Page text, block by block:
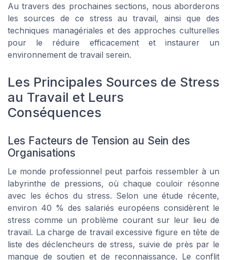
Au travers des prochaines sections, nous aborderons
les sources de ce stress au travail, ainsi que des
techniques managériales et des approches culturelles
pour le réduire efficacement et instaurer un
environnement de travail serein.
Les Principales Sources de Stress
au Travail et Leurs
Conséquences
Les Facteurs de Tension au Sein des
Organisations
Le monde professionnel peut parfois ressembler à un
labyrinthe de pressions, où chaque couloir résonne
avec les échos du stress. Selon une étude récente,
environ 40 % des salariés européens considèrent le
stress comme un problème courant sur leur lieu de
travail. La charge de travail excessive figure en tête de
liste des déclencheurs de stress, suivie de près par le
manque de soutien et de reconnaissance. Le conflit